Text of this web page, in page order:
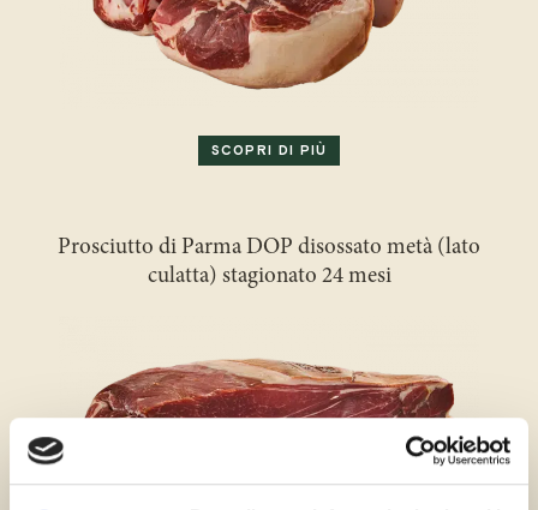
SCOPRI DI PIÙ
Prosciutto di Parma DOP disossato metà (lato
culatta) stagionato 24 mesi